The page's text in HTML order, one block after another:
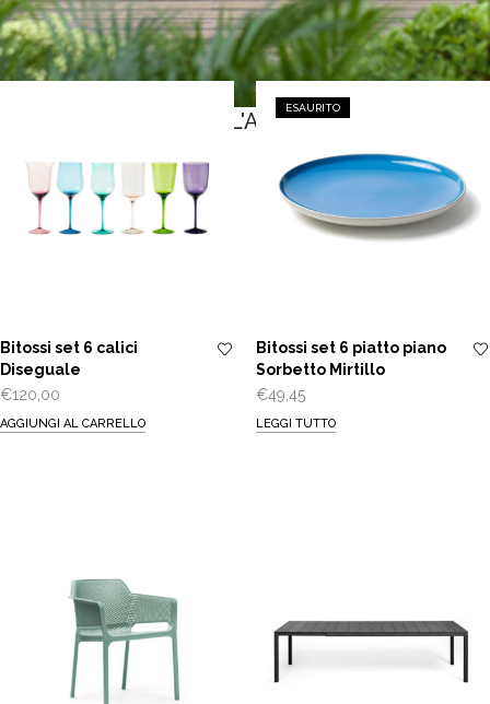
PRANZO ALL'ARIA APERTA
Bitossi set 6 calici
Diseguale
€120,00
AGGIUNGI AL CARRELLO
ESAURITO
Bitossi set 6 piatto piano
Sorbetto Mirtillo
€49,45
LEGGI TUTTO